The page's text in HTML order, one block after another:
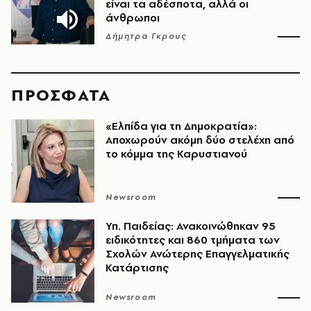
είναι τα αδέσποτα, αλλά οι
άνθρωποι
Δήμητρα Γκρους
ΠΡΟΣΦΑΤΑ
«Ελπίδα για τη Δημοκρατία»:
Αποχωρούν ακόμη δύο στελέχη από
το κόμμα της Καρυστιανού
Newsroom
Υπ. Παιδείας: Ανακοινώθηκαν 95
ειδικότητες και 860 τμήματα των
Σχολών Ανώτερης Επαγγελματικής
Κατάρτισης
Newsroom